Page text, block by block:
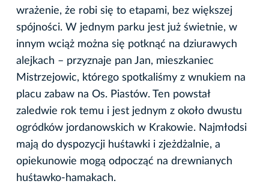
wrażenie, że robi się to etapami, bez większej
spójności. W jednym parku jest już świetnie, w
innym wciąż można się potknąć na dziurawych
alejkach – przyznaje pan Jan, mieszkaniec
Mistrzejowic, którego spotkaliśmy z wnukiem na
placu zabaw na Os. Piastów. Ten powstał
zaledwie rok temu i jest jednym z około dwustu
ogródków jordanowskich w Krakowie. Najmłodsi
mają do dyspozycji huśtawki i zjeżdżalnie, a
opiekunowie mogą odpocząć na drewnianych
huśtawko-hamakach.